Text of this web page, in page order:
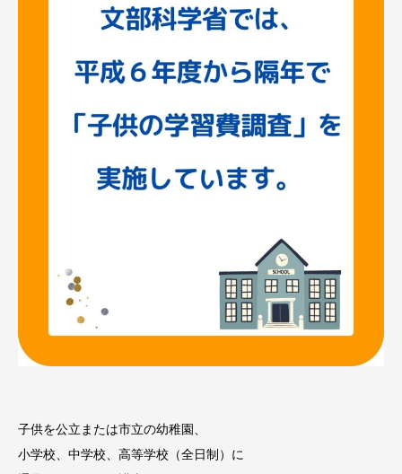
子供を公立または市立の幼稚園、
小学校、中学校、高等学校（全日制）に